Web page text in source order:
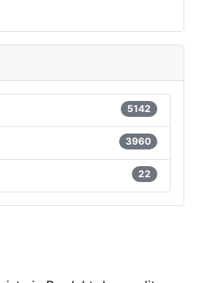
5142
3960
22